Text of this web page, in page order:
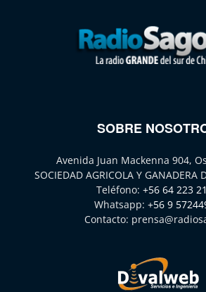
SOBRE
Avenida Juan Mackenna 904,
SOCIEDAD AGRICOLA Y GANADERA
Teléfono: +56 64 223
Whatsapp: +56 9
Contacto: